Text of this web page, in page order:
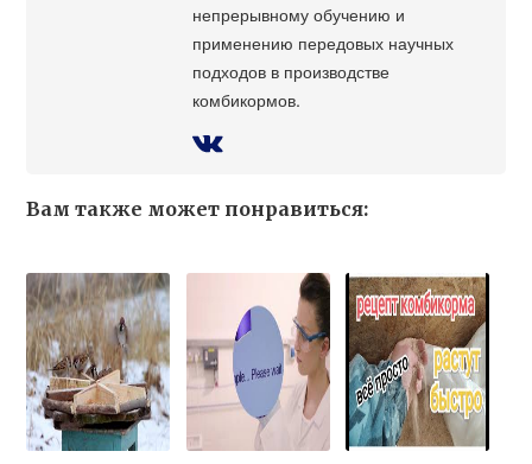
непрерывному обучению и
применению передовых научных
подходов в производстве
комбикормов.
Вам также может понравиться: